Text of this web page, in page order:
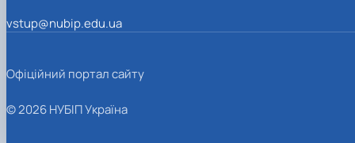
vstup@nubip.edu.ua
Офіційний портал сайту
© 2026 НУБІП Україна